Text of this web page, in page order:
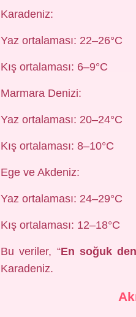
Karadeniz:
Yaz ortalaması: 22–26°C
Kış ortalaması: 6–9°C
Marmara Denizi:
Yaz ortalaması: 20–24°C
Kış ortalaması: 8–10°C
Ege ve Akdeniz:
Yaz ortalaması: 24–29°C
Kış ortalaması: 12–18°C
Bu veriler, “En soğuk
Karadeniz.